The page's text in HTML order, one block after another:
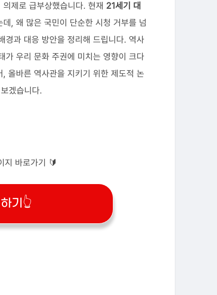
제로 급부상했습니다. 현재 21세기 대
, 왜 많은 국민이 단순한 시청 거부를 넘
경과 대응 방안을 정리해 드립니다. 역사
가 우리 문화 주권에 미치는 영향이 크다
올바른 역사관을 지키기 위한 제도적 논
겠습니다.
지 바로가기 🔰
기👆